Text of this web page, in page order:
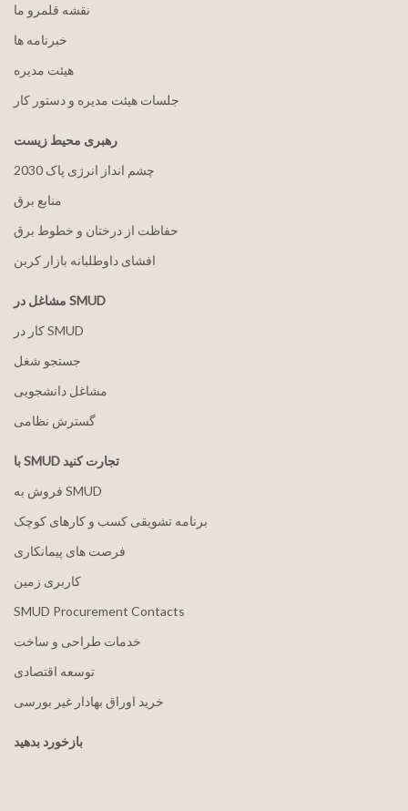
نقشه قلمرو ما
خبرنامه ها
هيئت مدیره
جلسات هیئت مدیره و دستور کار
رهبری محیط زیست
2030 چشم انداز انرژی پاک
منابع برق
حفاظت از درختان و خطوط برق
افشای داوطلبانه بازار کربن
مشاغل در SMUD
کار در SMUD
جستجو شغل
مشاغل دانشجویی
گسترش نظامی
با SMUD تجارت کنید
فروش به SMUD
برنامه تشویقی کسب و کارهای کوچک
فرصت های پیمانکاری
کاربری زمین
SMUD Procurement Contacts
خدمات طراحی و ساخت
توسعه اقتصادی
خرید اوراق بهادار غیر بورسی
بازخورد بدهید